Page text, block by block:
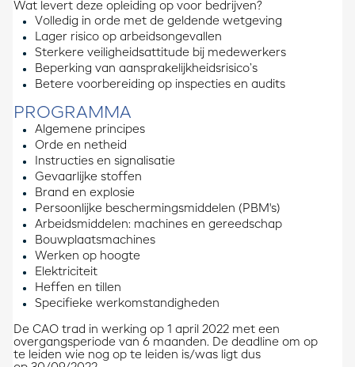
Wat levert deze opleiding op voor bedrijven?
Volledig in orde met de geldende wetgeving
Lager risico op arbeidsongevallen
Sterkere veiligheidsattitude bij medewerkers
Beperking van aansprakelijkheidsrisico’s
Betere voorbereiding op inspecties en audits
PROGRAMMA
Algemene principes
Orde en netheid
Instructies en signalisatie
Gevaarlijke stoffen
Brand en explosie
Persoonlijke beschermingsmiddelen (PBM's)
Arbeidsmiddelen: machines en gereedschap
Bouwplaatsmachines
Werken op hoogte
Elektriciteit
Heffen en tillen
Specifieke werkomstandigheden
De CAO trad in werking op 1 april 2022 met een
overgangsperiode van 6 maanden. De deadline om op
te leiden wie nog op te leiden is/was ligt dus